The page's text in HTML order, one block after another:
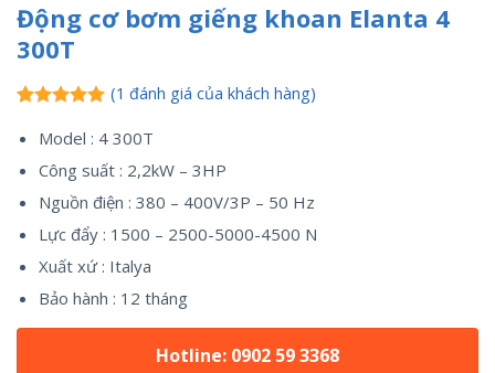
Động cơ bơm giếng khoan Elanta 4
300T
dựa trên
(1 đánh giá của khách hàng)
Model : 4 300T
Công suất : 2,2kW – 3HP
Nguồn điện : 380 – 400V/3P – 50 Hz
Lực đẩy : 1500 – 2500-5000-4500 N
Xuất xứ : Italya
Bảo hành : 12 tháng
Hotline: 0902 59 3368